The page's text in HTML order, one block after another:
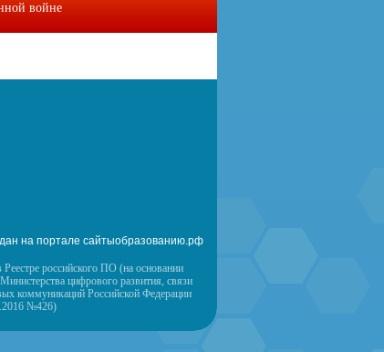
войне
на портале сайтыобразованию.рф
российского ПО (на основании
цифрового развития, связи
коммуникаций Российской Федерации
№426)